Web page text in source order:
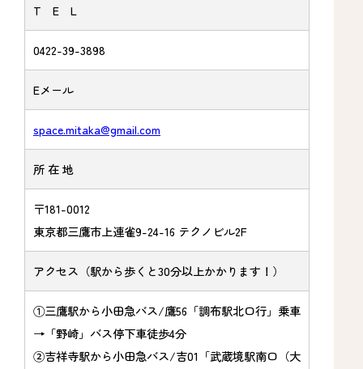
T E L
0422-39-3898
Eメール
space.mitaka@gmail.com
所 在 地
〒181-0012
東京都三鷹市上連雀9-24-16 テクノビル2F
アクセス（駅から歩くと30分以上かかります！）
①三鷹駅から小田急バス/鷹56「調布駅北口行」乗車
→「野崎」バス停下車徒歩4分
➁吉祥寺駅から小田急バス/吉01「武蔵境駅南口（大